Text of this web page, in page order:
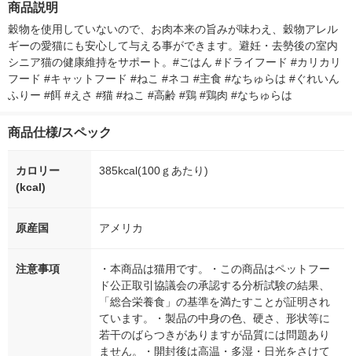
シ） オリジナル
オリジナル
商品説明
穀物を使用していないので、お肉本来の旨みが味わえ、穀物アレル
ギーの愛猫にも安心して与える事ができます。避妊・去勢後の室内
シニア猫の健康維持をサポート。#ごはん #ドライフード #カリカリ
フード #キャットフード #ねこ #ネコ #主食 #なちゅらは #ぐれいん
ふりー #餌 #えさ #猫 #ねこ #高齢 #鶏 #鶏肉 #なちゅらは
商品仕様/スペック
カロリー
(kcal)
385kcal(100ｇあたり)
原産国 アメリカ
注意事項
・本商品は猫用です。・この商品はペットフー
ド公正取引協議会の承認する分析試験の結果、
「総合栄養食」の基準を満たすことが証明され
ています。・製品の中身の色、硬さ、形状等に
若干のばらつきがありますが品質には問題あり
ません。・開封後は高温・多湿・日光をさけて